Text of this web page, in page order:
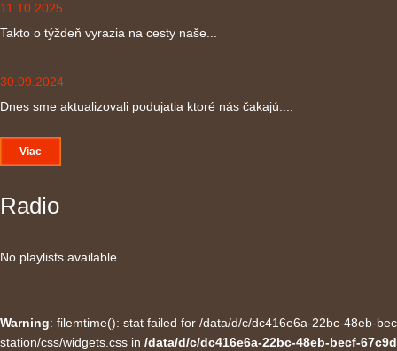
11.10.2025
Takto o týždeň vyrazia na cesty naše...
30.09.2024
Dnes sme aktualizovali podujatia ktoré nás čakajú....
Viac
Radio
No playlists available.
Warning: filemtime(): stat failed for /data/d/c/dc416e6a-22bc-48eb-
station/css/widgets.css in /data/d/c/dc416e6a-22bc-48eb-becf-